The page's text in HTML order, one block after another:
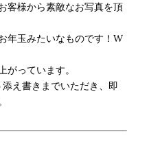
客様から素敵なお写真を頂
年玉みたいなものです！W
っています。
え書きまでいただき、即